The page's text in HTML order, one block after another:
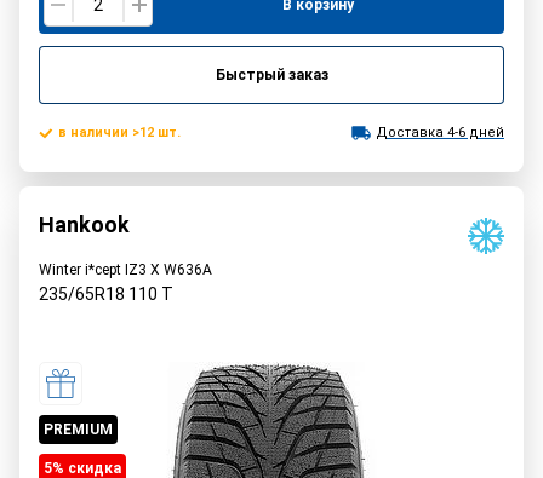
В корзину
Быстрый заказ
в наличии >12 шт. Доставка 4-6 дней
Hankook
Winter i*cept IZ3 X W636A
235/65R18 110 T
PREMIUM
5% cкидка